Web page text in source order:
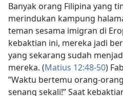
Banyak orang Filipina yang
merindukan kampung
teman sesama imigran di
kebaktian ini, mereka jadi
yang sekarang sudah
mereka. (Matius 12:48-50)
”Waktu bertemu orang-
senang sekali!” Saat